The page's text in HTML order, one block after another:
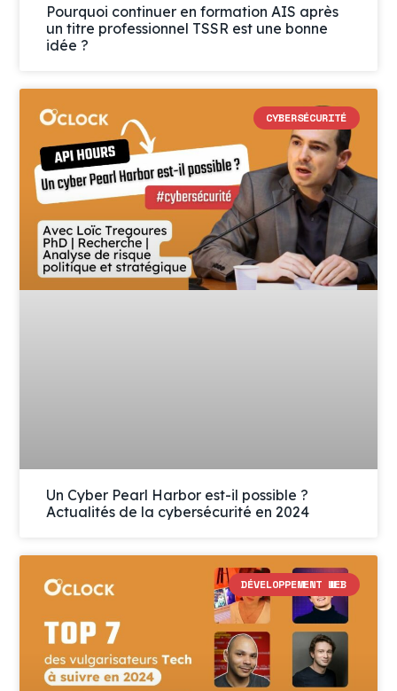
Pourquoi continuer en formation AIS après
un titre professionnel TSSR est une bonne
idée ?
CYBERSÉCURITÉ
Un Cyber Pearl Harbor est-il possible ?
Actualités de la cybersécurité en 2024
DÉVELOPPEMENT WEB